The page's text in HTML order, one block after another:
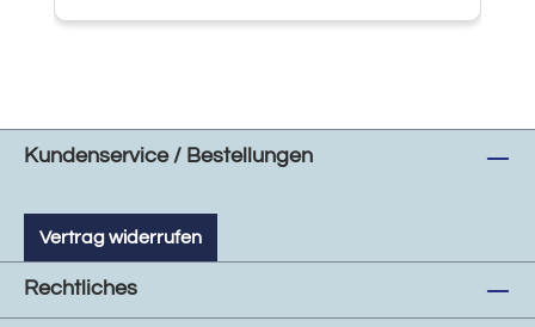
Kundenservice / Bestellungen
Vertrag widerrufen
Rechtliches